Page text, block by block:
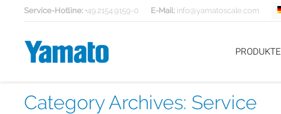
Service-Hotline: +49.2154.9159-0 E-Mail: info@yamatoscale.com
PRODUKTE
Category Archives: Service